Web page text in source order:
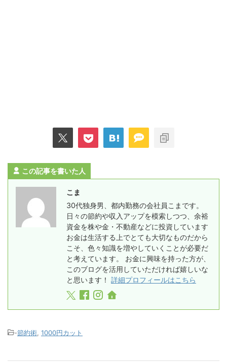
この記事を書いた人
こま
30代独身男、都内勤務の会社員こまです。
日々の節約や収入アップを模索しつつ、余裕
資金を株や金・不動産などに投資しています
お金は生活する上でとても大切なものだから
こそ、色々知識を増やしていくことが必要だ
と考えています。 お金に興味を持った方が、
このブログを活用していただければ嬉しいな
と思います！ 詳細プロフィールはこちら
-節約術 1000円カット